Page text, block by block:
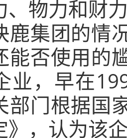
、物力和财
团的情况
能否使用的
业，早在
部门根据国
》，认为该